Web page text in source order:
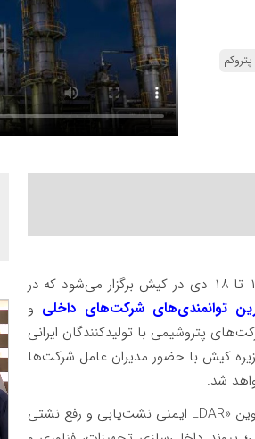
نمایشگاه پتروکم ۱۴۰۴ در حالی از تاریخ ۱۶ تا ۱۸ دی در کیش برگزار می‌شود که در
توانمندی‌های شرکت‌های داخلی و
پتروشیمی با تولیدکنندگان ایرانی
کیش با حضور مدیران عامل شرکت‌ها
براین‌اساس در روز چهارشنبه ۱۷ دی شاهد برگزاری نشست‌های تخصصی با عناوین «LDAR ایمنی نشت‌یابی و رفع نشتی